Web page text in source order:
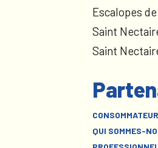
Escalopes
Saint
Saint
QUI SOMMES-